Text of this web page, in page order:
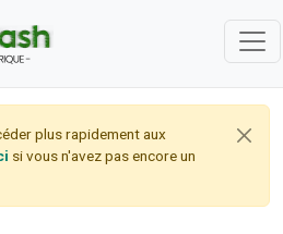
plus rapidement aux
si vous n'avez pas encore un